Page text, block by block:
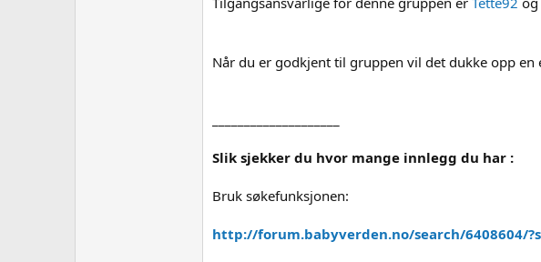
Når du er godkjent til gruppen vil det dukke opp
Slik sjekker du hvor mange innlegg du har :
Bruk søkefunksjonen:
http://forum.babyverden.no/search/6408604/